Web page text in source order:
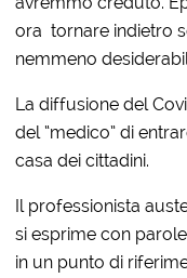
ora tornare indietro
nemmeno
La diffusione del
del “medico” di
casa dei cittadini.
Il professionista
si esprime con
in un punto di